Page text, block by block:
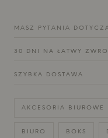
MASZ PYTANIA
30 DNI NA ŁATWY
SZYBKA DOSTAWA
AKCESORIA BIUROWE
BIURO BOKS